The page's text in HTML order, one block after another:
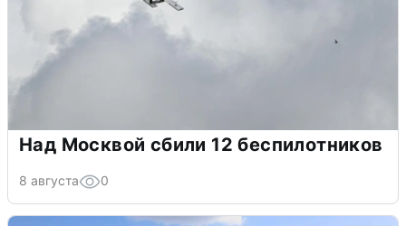
Над Москвой сбили 12 беспилотников
8 августа 0